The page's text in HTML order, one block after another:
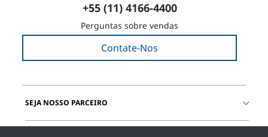
+55 (11) 4166-4400
Perguntas sobre vendas
Contate-Nos
SEJA NOSSO PARCEIRO